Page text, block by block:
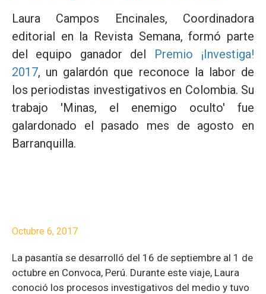
Laura Campos Encinales, Coordinadora
editorial en la Revista Semana, formó parte
del equipo ganador del Premio ¡Investiga!
2017, un galardón que reconoce la labor de
los periodistas investigativos en Colombia. Su
trabajo 'Minas, el enemigo oculto' fue
galardonado el pasado mes de agosto en
Barranquilla.
Octubre 6, 2017
La pasantía se desarrolló del 16 de septiembre al 1 de
octubre en Convoca, Perú. Durante este viaje, Laura
conoció los procesos investigativos del medio y tuvo